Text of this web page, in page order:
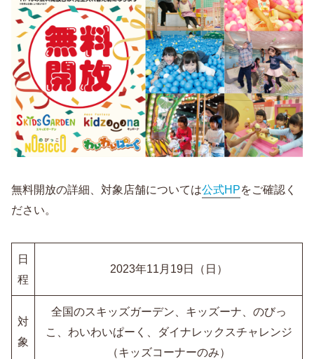
無料開放の詳細、対象店舗については公式HPをご確認く
ださい。
日
程
2023年11月19日（日）
対
象
全国のスキッズガーデン、キッズーナ、のびっ
こ、わいわいぱーく、ダイナレックスチャレンジ
（キッズコーナーのみ）